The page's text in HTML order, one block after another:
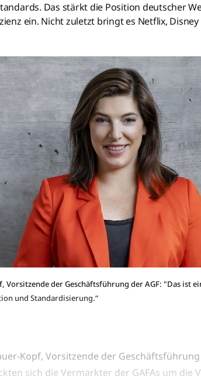
Das stärkt die Position deutscher
ein. Nicht zuletzt bringt es Netflix,
Vorsitzende der Geschäftsführung der AGF: "Das ist
und Standardisierung.“
Kopf, Vorsitzende der Geschäftsführung
sich die Vermarkter der GAFAs um